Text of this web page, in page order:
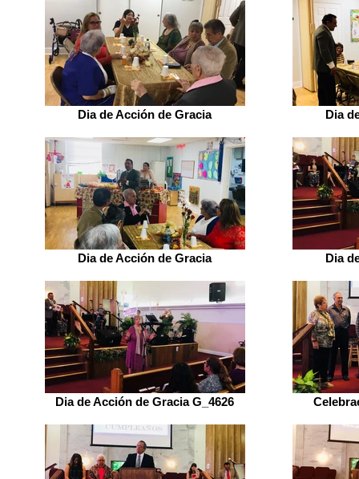
Dia de Acción de Gracia Dia
Dia de Acción de Gracia Dia
Dia de Acción de Gracia G_4626